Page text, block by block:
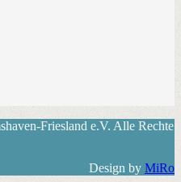
Friesland e.V. Alle Rechte
Design by MiRo